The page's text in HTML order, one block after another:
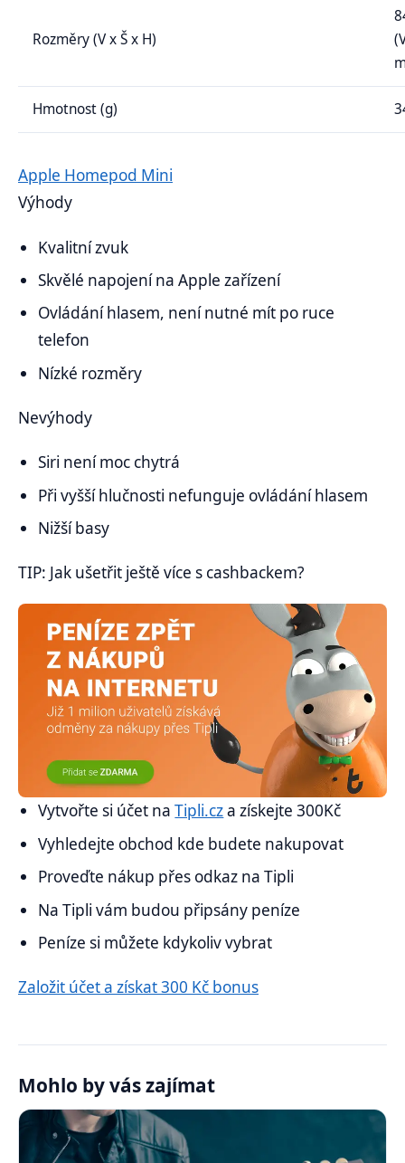
Rozměry (V x Š x H)
Hmotnost (g)
Apple Homepod Mini
Výhody
Kvalitní zvuk
Skvělé napojení na Apple zařízení
Ovládání hlasem, není nutné mít po ruce
telefon
Nízké rozměry
Nevýhody
Siri není moc chytrá
Při vyšší hlučnosti nefunguje ovládání hlasem
Nižší basy
TIP: Jak ušetřit ještě více s cashbackem?
Vytvořte si účet naTipli.cza získejte 300Kč
Vyhledejte obchod kde budete nakupovat
Proveďte nákup přes odkaz na Tipli
Na Tipli vám budou připsány peníze
Peníze si můžete kdykoliv vybrat
Založit účet a získat 300 Kč bonus
Mohlo by vás zajímat